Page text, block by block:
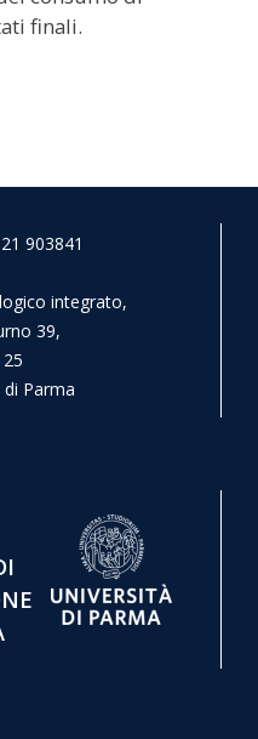
finali.
903841
integrato,
39,
Parma